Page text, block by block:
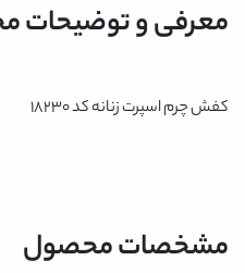
معرفی و توضیحات
کفش چرم اسپرت زنانه کد 18230
مشخصات محصول